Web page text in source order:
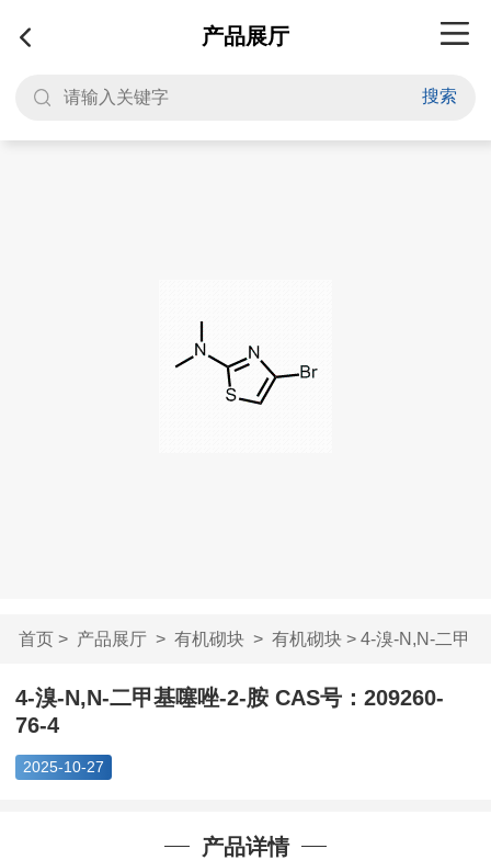
产品展厅
搜索
首页> 产品展厅> 有机砌块> 有机砌块> 4-溴-N,N-二甲
基噻唑-2-胺 ...
4-溴-N,N-二甲基噻唑-2-胺 CAS号：209260-
76-4
2025-10-27
产品详情